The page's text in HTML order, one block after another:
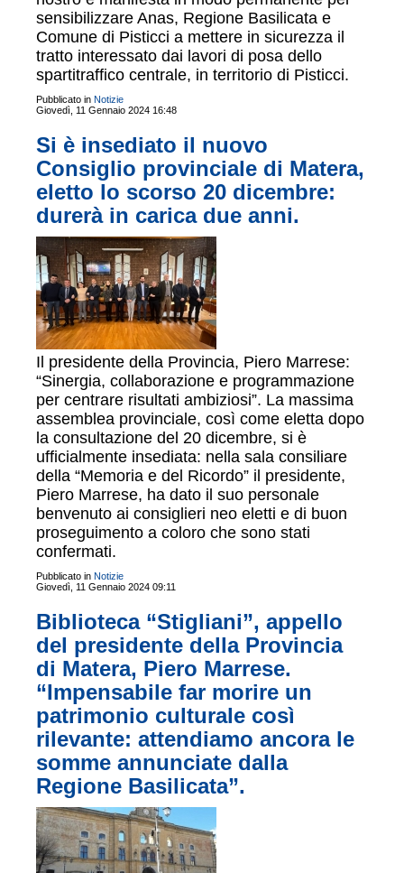
sensibilizzare Anas, Regione Basilicata e
Comune di Pisticci a mettere in sicurezza il
tratto interessato dai lavori di posa dello
spartitraffico centrale, in territorio di Pisticci.
Pubblicato in Notizie
Giovedì, 11 Gennaio 2024 16:48
Si è insediato il nuovo
Consiglio provinciale di Matera,
eletto lo scorso 20 dicembre:
durerà in carica due anni.
Il presidente della Provincia, Piero Marrese:
“Sinergia, collaborazione e programmazione
per centrare risultati ambiziosi”. La massima
assemblea provinciale, così come eletta dopo
la consultazione del 20 dicembre, si è
ufficialmente insediata: nella sala consiliare
della “Memoria e del Ricordo” il presidente,
Piero Marrese, ha dato il suo personale
benvenuto ai consiglieri neo eletti e di buon
proseguimento a coloro che sono stati
confermati.
Pubblicato in Notizie
Giovedì, 11 Gennaio 2024 09:11
Biblioteca “Stigliani”, appello
del presidente della Provincia
di Matera, Piero Marrese.
“Impensabile far morire un
patrimonio culturale così
rilevante: attendiamo ancora le
somme annunciate dalla
Regione Basilicata”.